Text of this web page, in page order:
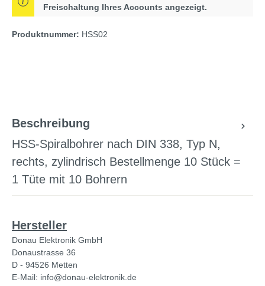
Freischaltung Ihres Accounts angezeigt.
Produktnummer: HSS02
Beschreibung
HSS-Spiralbohrer nach DIN 338, Typ N,
rechts, zylindrisch Bestellmenge 10 Stück =
1 Tüte mit 10 Bohrern
Hersteller
Donau Elektronik GmbH
Donaustrasse 36
D - 94526 Metten
E-Mail: info@donau-elektronik.de